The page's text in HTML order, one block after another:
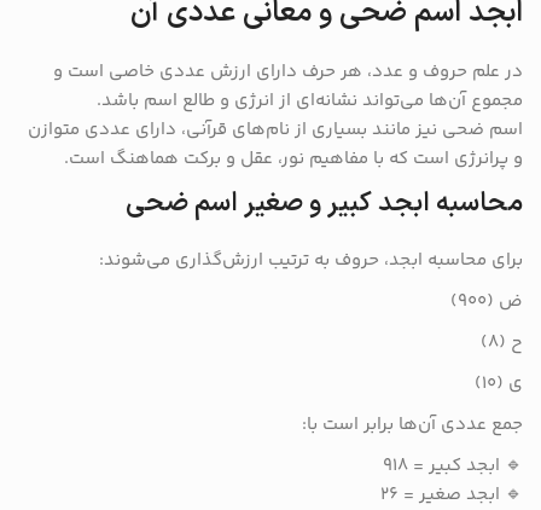
ابجد اسم ضحی و معانی عددی آن
در علم حروف و عدد، هر حرف دارای ارزش عددی خاصی است و
مجموع آن‌ها می‌تواند نشانه‌ای از انرژی و طالع اسم باشد.
اسم ضحی نیز مانند بسیاری از نام‌های قرآنی، دارای عددی متوازن
و پرانرژی است که با مفاهیم نور، عقل و برکت هماهنگ است.
محاسبه ابجد کبیر و صغیر اسم ضحی
برای محاسبه ابجد، حروف به ترتیب ارزش‌گذاری می‌شوند:
ض (۹۰۰)
ح (۸)
ی (۱۰)
جمع عددی آن‌ها برابر است با:
🔹 ابجد کبیر = ۹۱۸
🔹 ابجد صغیر = ۲۶